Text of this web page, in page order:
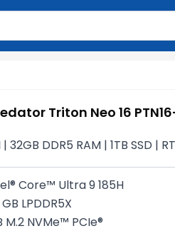
Enter düyməsini basın
Triton Neo 16
32GB DDR5 RAM | 1TB SSD |
Core™ Ultra 9 185H
GB LPDDR5X
M.2 NVMe™ PCIe®